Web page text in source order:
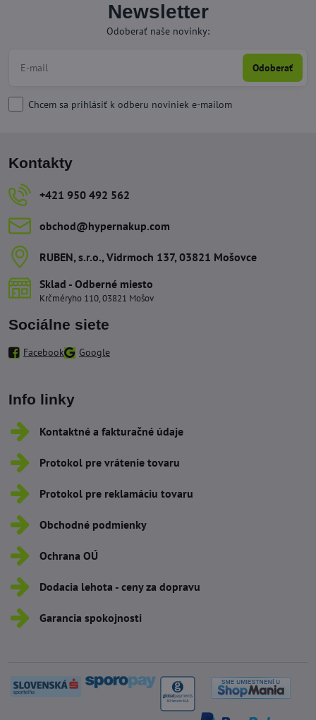
Newsletter
Odoberať naše novinky:
Odoberať
Chcem sa prihlásiť k odberu noviniek e-mailom
Kontakty
+421 950 492 562
obchod​@hypernakup​.com
RUBEN, s​.r​.o​., Vidrmoch 137, 03821 Mošovce
Sklad - Odberné miesto
Krčméryho 110, 03821 Mošov
Sociálne siete
Facebook Google
Info linky
Kontaktné a fakturačné údaje
Protokol pre vrátenie tovaru
Protokol pre reklamáciu tovaru
Obchodné podmienky
Ochrana OÚ
Dodacia lehota - ceny za dopravu
Garancia spokojnosti